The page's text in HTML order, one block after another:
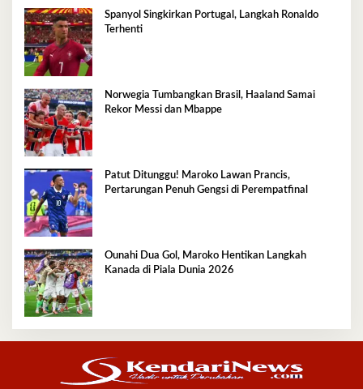
Spanyol Singkirkan Portugal, Langkah Ronaldo
Terhenti
Norwegia Tumbangkan Brasil, Haaland Samai
Rekor Messi dan Mbappe
Patut Ditunggu! Maroko Lawan Prancis,
Pertarungan Penuh Gengsi di Perempatfinal
Ounahi Dua Gol, Maroko Hentikan Langkah
Kanada di Piala Dunia 2026